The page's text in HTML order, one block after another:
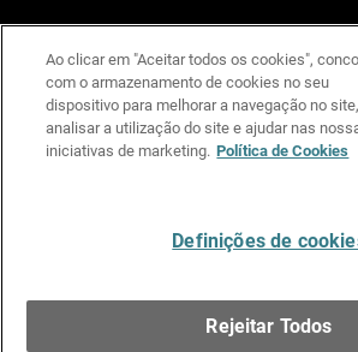
LinkedIn
X FacebookInstagram
YouTube
Ao clicar em "Aceitar todos os cookies",
com o armazenamento de cookies no seu
dispositivo para melhorar a navegação no site,
analisar a utilização do site e ajudar nas
iniciativas de marketing. Política de Cookies
Definições de
Rejeitar Todos